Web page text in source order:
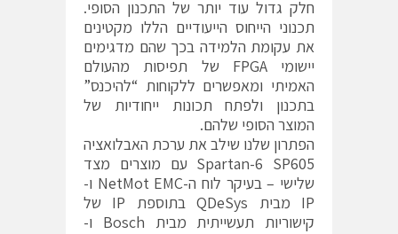
חלק גדול עוד יותר של התכנון הסופי.
תכנוני הייחוס הייעודיים הללו מקטינים
את עקומת הלמידה בכך שהם מדגימים
יישומי FPGA של תפיסות מהעולם
האמיתי ומאפשרים ללקוחות “להיכנס”
בתכנון ולפתח תכונות ייחודיות של
המוצר הסופי שלהם.
הפתרון שלנו שילב את ערכת האבלואציה
Spartan-6 SP605 עם מוצרים מצד
שלישי – בעיקר לוח ה-NetMot EMC ו-
IP מבית QDeSys בתוספת IP של
קישוריות תעשייתית מבית Bosch ו-